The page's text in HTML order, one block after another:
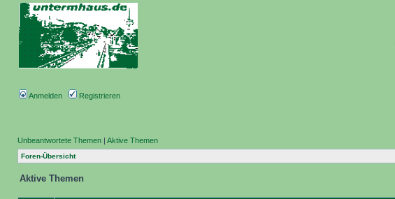
Anmelden Registrieren
Unbeantwortete Themen | Aktive Themen
Foren-Übersicht
Aktive Themen